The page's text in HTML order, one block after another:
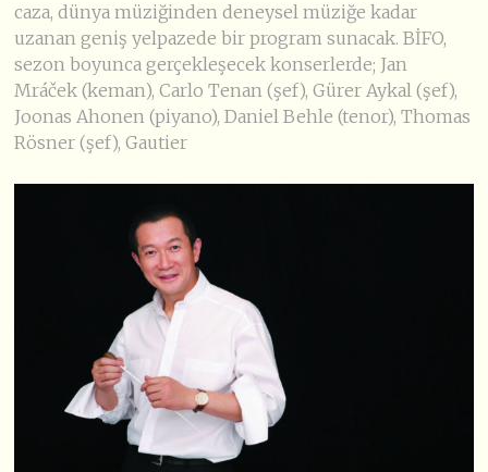
caza, dünya müziğinden deneysel müziğe kadar
uzanan geniş yelpazede bir program sunacak. BİFO,
sezon boyunca gerçekleşecek konserlerde; Jan
Mráček (keman), Carlo Tenan (şef), Gürer Aykal (şef),
Joonas Ahonen (piyano), Daniel Behle (tenor), Thomas
Rösner (şef), Gautier